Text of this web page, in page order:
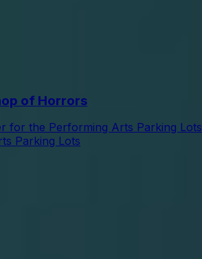
of Horrors
for the Performing Arts Parking Lots
Parking Lots